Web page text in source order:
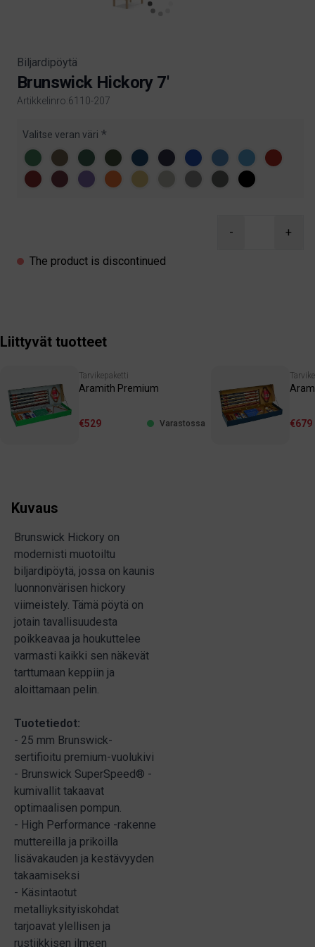
Biljardipöytä
Brunswick Hickory 7'
Artikkelinro:6110-207
Product information
Valitse veran väri
- +
The product is discontinued
Liittyvät tuotteet
Tarvikepaketti
Aramith Premium
€529 Varastossa €679
Kuvaus
Brunswick Hickory on
modernisti muotoiltu
biljardipöytä, jossa on kaunis
luonnonvärisen hickory
viimeistely. Tämä pöytä on
jotain tavallisuudesta
poikkeavaa ja houkuttelee
varmasti kaikki sen näkevät
tarttumaan keppiin ja
aloittamaan pelin.
Tuotetiedot:
- 25 mm Brunswick-
sertifioitu premium-vuolukivi
- Brunswick SuperSpeed® -
kumivallit takaavat
optimaalisen pompun.
- High Performance -rakenne
muttereilla ja prikoilla
lisävakauden ja kestävyyden
takaamiseksi
- Käsintaotut
metalliyksityiskohdat
tarjoavat ylellisen ja
rustiikkisen ilmeen